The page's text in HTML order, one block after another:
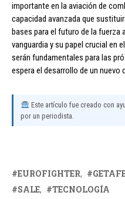
importante en la aviación de
capacidad avanzada que
bases para el futuro de la fuerza
vanguardia y su papel crucial en
serán fundamentales para las
espera el desarrollo de un nuevo
Este artículo fue creado con
por un periodista.
EUROFIGHTER
SALE
TECNOLOGÍA